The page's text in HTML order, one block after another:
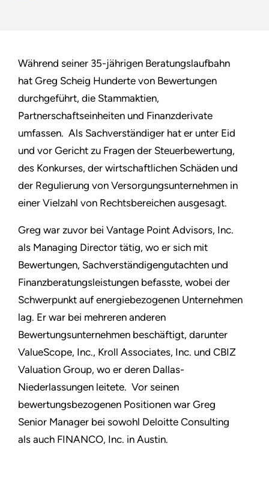
Während seiner 35-jährigen Beratungslaufbahn
hat Greg Scheig Hunderte von Bewertungen
durchgeführt, die Stammaktien,
Partnerschaftseinheiten und Finanzderivate
umfassen. Als Sachverständiger hat er unter Eid
und vor Gericht zu Fragen der Steuerbewertung,
des Konkurses, der wirtschaftlichen Schäden und
der Regulierung von Versorgungsunternehmen in
einer Vielzahl von Rechtsbereichen ausgesagt.
Greg war zuvor bei Vantage Point Advisors, Inc.
als Managing Director tätig, wo er sich mit
Bewertungen, Sachverständigengutachten und
Finanzberatungsleistungen befasste, wobei der
Schwerpunkt auf energiebezogenen Unternehmen
lag. Er war bei mehreren anderen
Bewertungsunternehmen beschäftigt, darunter
ValueScope, Inc., Kroll Associates, Inc. und CBIZ
Valuation Group, wo er deren Dallas-
Niederlassungen leitete. Vor seinen
bewertungsbezogenen Positionen war Greg
Senior Manager bei sowohl Deloitte Consulting
als auch FINANCO, Inc. in Austin.